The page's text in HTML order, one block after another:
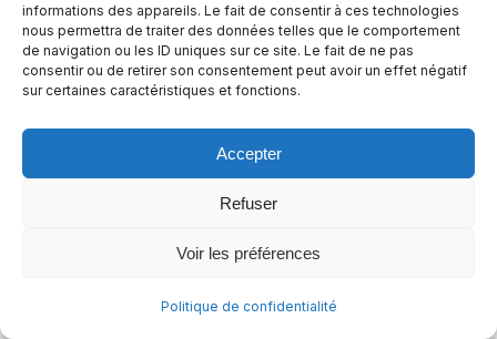
informations des appareils. Le fait de consentir à ces technologies
nous permettra de traiter des données telles que le comportement
de navigation ou les ID uniques sur ce site. Le fait de ne pas
consentir ou de retirer son consentement peut avoir un effet négatif
sur certaines caractéristiques et fonctions.
Accepter
Refuser
Voir les préférences
Politique de confidentialité